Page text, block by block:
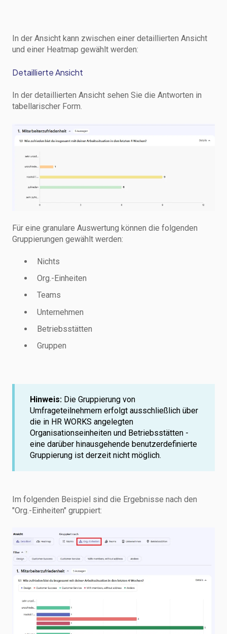
In der Ansicht kann zwischen einer detaillierten Ansicht
und einer Heatmap gewählt werden:
Detaillierte Ansicht
In der detaillierten Ansicht sehen Sie die Antworten in
tabellarischer Form.
Für eine granulare Auswertung können die folgenden
Gruppierungen gewählt werden:
Nichts
Org.-Einheiten
Teams
Unternehmen
Betriebsstätten
Gruppen
Hinweis: Die Gruppierung von
Umfrageteilnehmern erfolgt ausschließlich über
die in HR WORKS angelegten
Organisationseinheiten und Betriebsstätten -
eine darüber hinausgehende benutzerdefinierte
Gruppierung ist derzeit nicht möglich.
Im folgenden Beispiel sind die Ergebnisse nach den
"Org.-Einheiten" gruppiert: